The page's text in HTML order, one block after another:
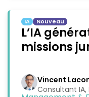
IA Nouveau
L’IA
missions
Vincent
Consultant